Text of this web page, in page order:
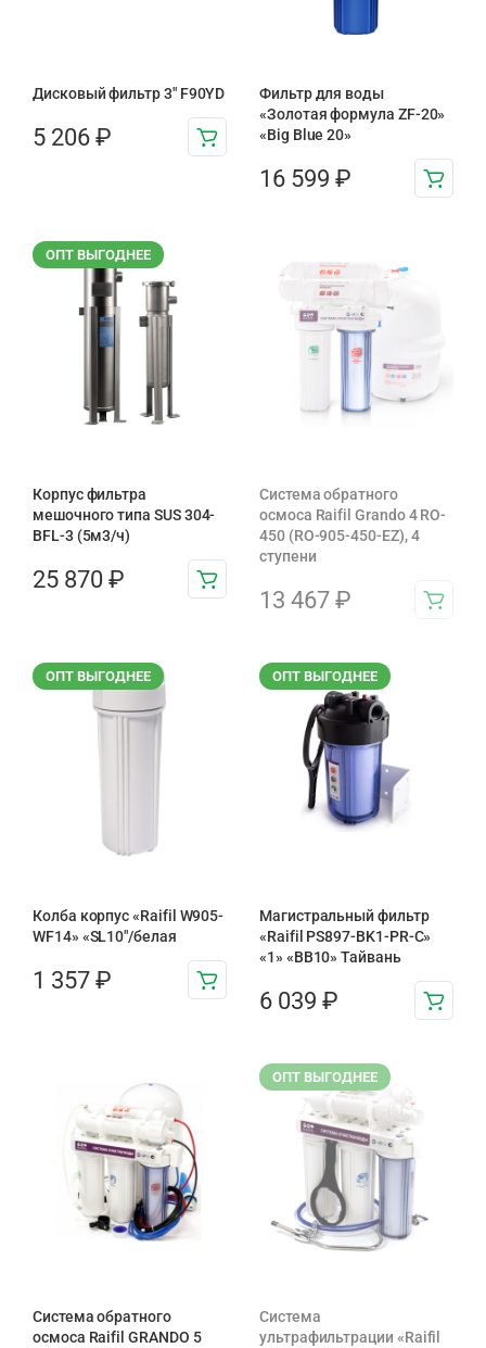
Дисковый фильтр 3″ F90YD
5 206 ₽
Фильтр для воды
«Золотая формула ZF-20»
«Big Blue 20»
16 599 ₽
ОПТ ВЫГОДНЕЕ
Корпус фильтра
мешочного типа SUS 304-
BFL-3 (5м3/ч)
25 870 ₽
Система обратного
осмоса Raifil Grando 4 RO-
450 (RO-905-450-EZ), 4
ступени
13 467 ₽
ОПТ ВЫГОДНЕЕ
Колба корпус «Raifil W905-
WF14» «SL10″/белая
1 357 ₽
ОПТ ВЫГОДНЕЕ
Магистральный фильтр
«Raifil PS897-BK1-PR-С»
«1» «BB10» Тайвань
6 039 ₽
Система обратного
осмоса Raifil GRANDO 5
ОПТ ВЫГОДНЕЕ
Система
ультрафильтрации «Raifil